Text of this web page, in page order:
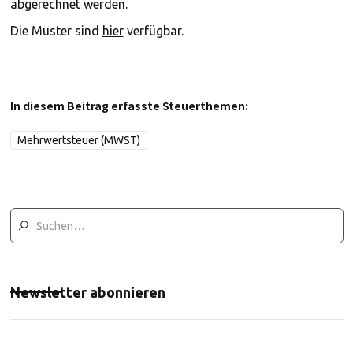
abgerechnet werden.
Die Muster sind hierverfügbar.
In diesem Beitrag erfasste Steuerthemen:
Mehrwertsteuer (MWST)
Newsletter abonnieren